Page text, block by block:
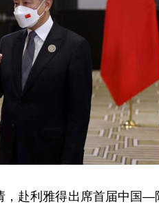
，赴利雅得出席首届中国